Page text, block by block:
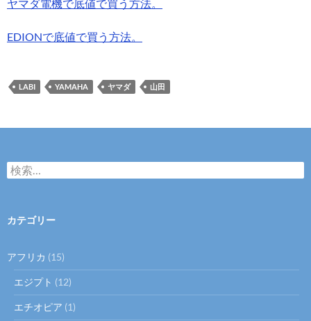
ヤマダ電機で底値で買う方法。
EDIONで底値で買う方法。
LABI YAMAHA ヤマダ 山田
検
索:
カテゴリー
アフリカ (15)
エジプト (12)
エチオピア (1)